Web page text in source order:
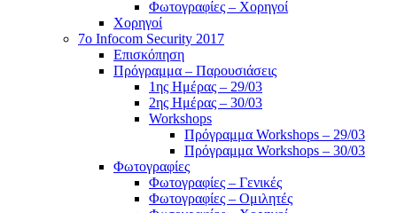
Φωτογραφίες – Χορηγοί
Χορηγοί
7o Infocom Security 2017
Επισκόπηση
Πρόγραμμα – Παρουσιάσεις
1ης Ημέρας – 29/03
2ης Ημέρας – 30/03
Workshops
Πρόγραμμα Workshops – 29/03
Πρόγραμμα Workshops – 30/03
Φωτογραφίες
Φωτογραφίες – Γενικές
Φωτογραφίες – Ομιλητές